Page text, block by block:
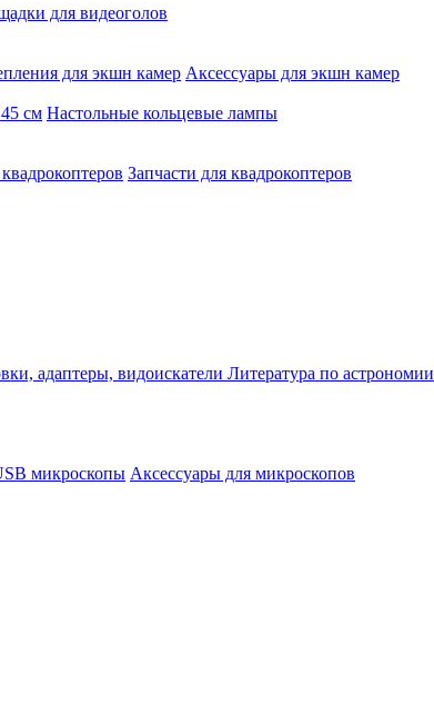
для видеоголов
для экшн камер Аксессуары для экшн камер
см Настольные кольцевые лампы
Запчасти для квадрокоптеров
адаптеры, видоискатели Литература по астрономии
микроскопы Аксессуары для микроскопов